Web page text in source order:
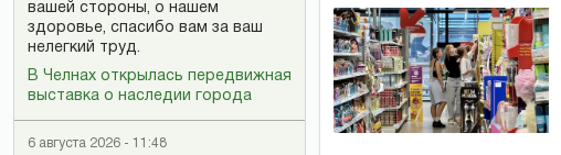
вашей стороны, о нашем
здоровье, спасибо вам за ваш
нелегкий труд.
В Челнах открылась передвижная
выставка о наследии города
6 августа 2026 - 11:48